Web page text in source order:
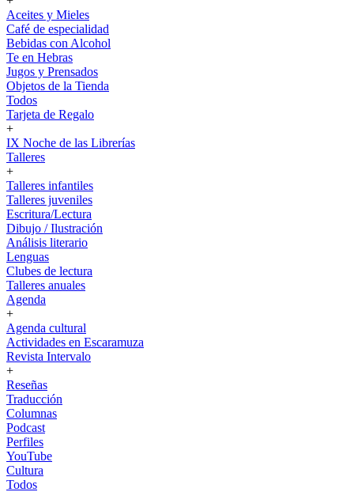
Aceites y Mieles
Café de especialidad
Bebidas con Alcohol
Te en Hebras
Jugos y Prensados
Objetos de la Tienda
Todos
Tarjeta de Regalo
+
IX Noche de las Librerías
Talleres
+
Talleres infantiles
Talleres juveniles
Escritura/Lectura
Dibujo / Ilustración
Análisis literario
Lenguas
Clubes de lectura
Talleres anuales
Agenda
+
Agenda cultural
Actividades en Escaramuza
Revista Intervalo
+
Reseñas
Traducción
Columnas
Podcast
Perfiles
YouTube
Cultura
Todos